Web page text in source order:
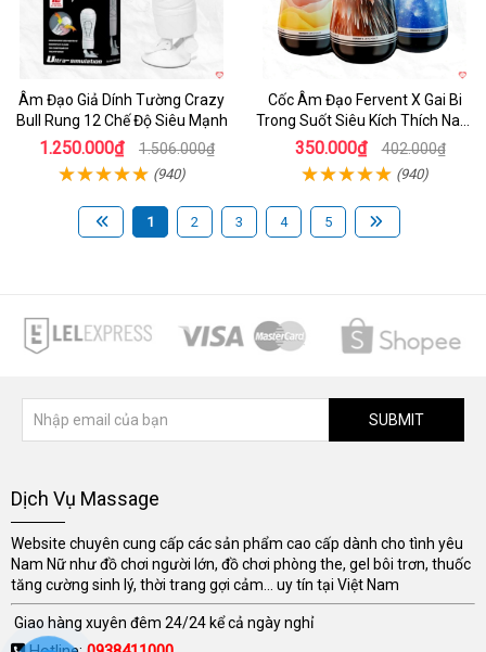
Âm Đạo Giả Dính Tường Crazy
Bull Rung 12 Chế Độ Siêu Mạnh
1.250.000₫ 1.506.000₫
(940)
Cốc Âm Đạo Fervent X Gai Bi
Trong Suốt Siêu Kích Thích Nam
Giới
350.000₫ 402.000₫
(940)
1 2 3 4 5
SUBMIT
Dịch Vụ Massage
Website chuyên cung cấp các sản phẩm cao cấp dành cho tình yêu
Nam Nữ như đồ chơi người lớn, đồ chơi phòng the, gel bôi trơn, thuốc
tăng cường sinh lý, thời trang gợi cảm... uy tín tại Việt Nam
Giao hàng xuyên đêm 24/24 kể cả ngày nghỉ